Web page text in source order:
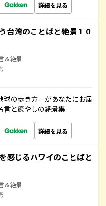
詳細を見る
台湾のことばと絶景１０
＆絶景
の歩き方」があなたにお届
言と癒やしの絶景集
詳細を見る
感じるハワイのことばと
＆絶景